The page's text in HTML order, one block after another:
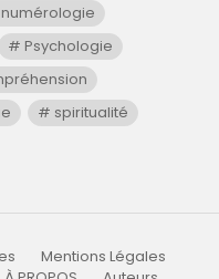
numérologie
Psychologie
spiritualité
Mentions Légales